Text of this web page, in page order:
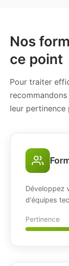
Nos
ce point
Pour traiter
leur
Développez
d'équipes
Pertinence